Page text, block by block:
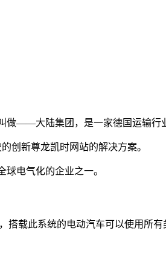
做——大陆集团，是一家德国运输行
创新尊龙凯时网站的解决方案。
电气化的企业之一。
搭载此系统的电动汽车可以使用所